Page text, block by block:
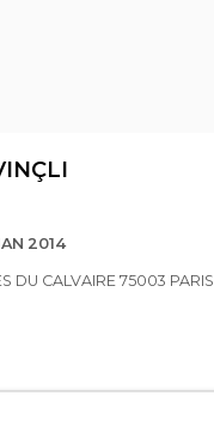
2014
DU CALVAIRE 75003 PARIS